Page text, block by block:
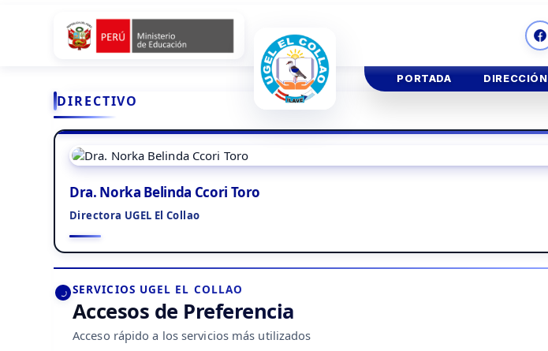
PORTADA DIRECCIÓN
DIRECTIVO
Dra. Norka Belinda Ccori Toro
Directora UGEL El Collao
SERVICIOS UGEL EL COLLAO
Accesos de Preferencia
Acceso rápido a los servicios más utilizados